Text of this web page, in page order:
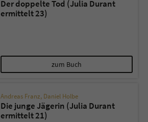
Der doppelte Tod (Julia Durant
ermittelt 23)
zum Buch
Andreas Franz, Daniel Holbe
Die junge Jägerin (Julia Durant
ermittelt 21)